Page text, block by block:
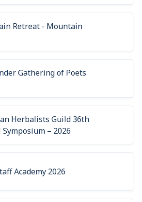
Retreat - Mountain
Gathering of Poets
Herbalists Guild 36th
– 2026
Academy 2026